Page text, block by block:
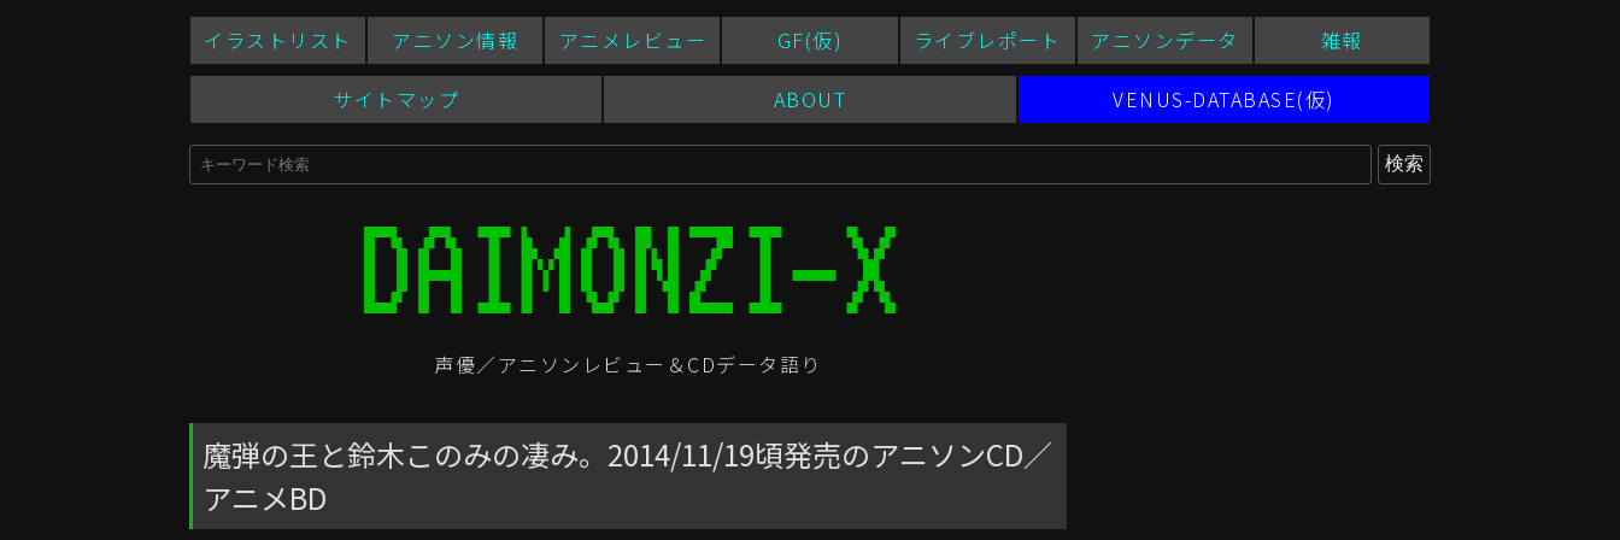
イラストリスト アニソン情報 アニメレビュー GF(仮) ライブレポート アニソンデータ 雑報
サイトマップ ABOUT VENUS-DATABASE(仮)
声優／アニソンレビュー＆CDデータ語り
魔弾の王と鈴木このみの凄み。2014/11/19頃発売のアニソンCD／
アニメBD